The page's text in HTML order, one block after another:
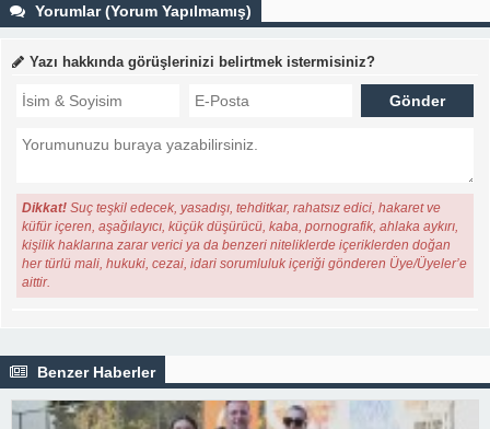
Yorumlar (Yorum Yapılmamış)
Yazı hakkında görüşlerinizi belirtmek istermisiniz?
Dikkat! Suç teşkil edecek, yasadışı, tehditkar, rahatsız edici, hakaret ve
küfür içeren, aşağılayıcı, küçük düşürücü, kaba, pornografik, ahlaka aykırı,
kişilik haklarına zarar verici ya da benzeri niteliklerde içeriklerden doğan
her türlü mali, hukuki, cezai, idari sorumluluk içeriği gönderen Üye/Üyeler’e
aittir.
Benzer Haberler